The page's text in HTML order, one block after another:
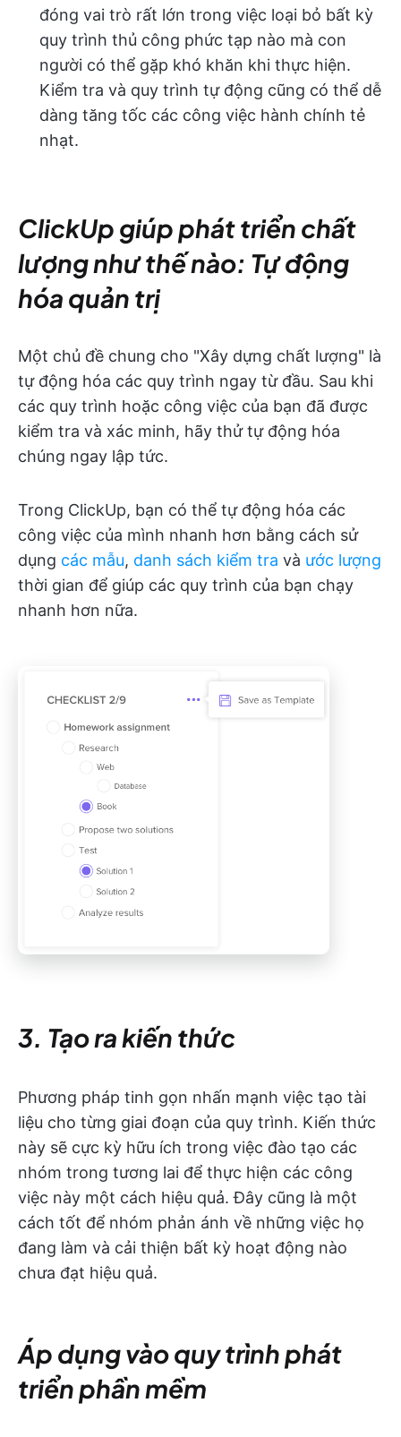
đóng vai trò rất lớn trong việc loại bỏ bất kỳ
quy trình thủ công phức tạp nào mà con
người có thể gặp khó khăn khi thực hiện.
Kiểm tra và quy trình tự động cũng có thể dễ
dàng tăng tốc các công việc hành chính tẻ
nhạt.
ClickUp giúp phát triển chất
lượng như thế nào: Tự động
hóa quản trị
Một chủ đề chung cho "Xây dựng chất lượng" là
tự động hóa các quy trình ngay từ đầu. Sau khi
các quy trình hoặc công việc của bạn đã được
kiểm tra và xác minh, hãy thử tự động hóa
chúng ngay lập tức.
Trong ClickUp, bạn có thể tự động hóa các
công việc của mình nhanh hơn bằng cách sử
dụng các mẫu, danh sách kiểm tra và ước lượng
thời gian để giúp các quy trình của bạn chạy
nhanh hơn nữa.
3. Tạo ra kiến thức
Phương pháp tinh gọn nhấn mạnh việc tạo tài
liệu cho từng giai đoạn của quy trình. Kiến thức
này sẽ cực kỳ hữu ích trong việc đào tạo các
nhóm trong tương lai để thực hiện các công
việc này một cách hiệu quả. Đây cũng là một
cách tốt để nhóm phản ánh về những việc họ
đang làm và cải thiện bất kỳ hoạt động nào
chưa đạt hiệu quả.
Áp dụng vào quy trình phát
triển phần mềm